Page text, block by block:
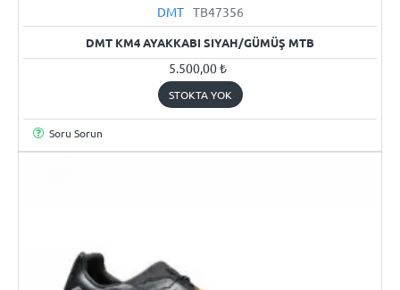
STOKTA YOK DMT TB47356
DMT KM4 AYAKKABI SIYAH/GÜMÜŞ MTB
5.500,00 ₺
STOKTA YOK
Soru Sorun